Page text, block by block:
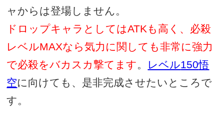
ャからは登場しません。
ドロップキャラとしてはATKも高く、必殺
レベルMAXなら気力に関しても非常に強力
で必殺をバカスカ撃てます。 レベル150悟
空に向けても、是非完成させたいところで
す。